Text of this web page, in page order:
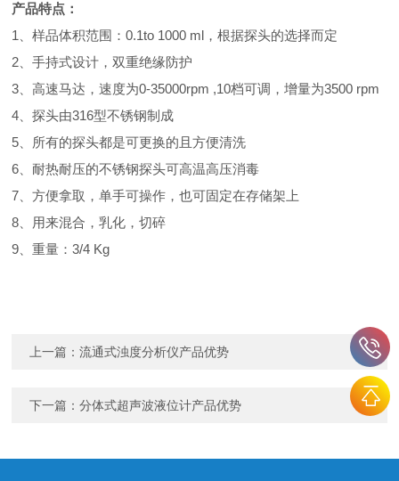
产品特点：
1、样品体积范围：0.1to 1000 ml，根据探头的选择而定
2、手持式设计，双重绝缘防护
3、高速马达，速度为0-35000rpm ,10档可调，增量为3500 rpm
4、探头由316型不锈钢制成
5、所有的探头都是可更换的且方便清洗
6、耐热耐压的不锈钢探头可高温高压消毒
7、方便拿取，单手可操作，也可固定在存储架上
8、用来混合，乳化，切碎
9、重量：3/4 Kg
上一篇：流通式浊度分析仪产品优势
下一篇：分体式超声波液位计产品优势